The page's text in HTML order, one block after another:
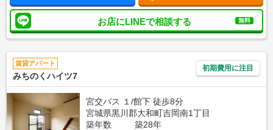
お店にLINEで相談する 無料
賃貸アパート
みちのくハイツ7
初期費用に注目
宮交バス １/館下 徒歩8分
宮城県黒川郡大和町吉岡南1丁目
築年数
築28年